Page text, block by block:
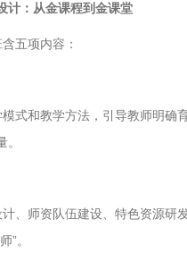
计：从金课程到金课堂
五项内容：
式和教学方法，引导教师明确
、师资队伍建设、特色资源研
”。